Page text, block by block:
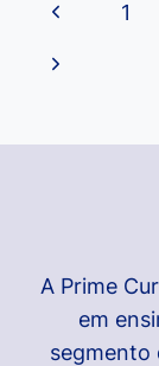
da
Página
Anterior
1
Página
A Prime
em
segmento